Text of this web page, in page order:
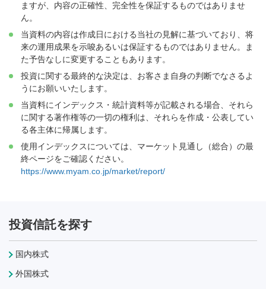
ますが、内容の正確性、完全性を保証するものではありませ
ん。
当資料の内容は作成日における当社の見解に基づいており、将
来の運用成果を示唆あるいは保証するものではありません。ま
た予告なしに変更することもあります。
投資に関する最終的な決定は、お客さま自身の判断でなさるよ
うにお願いいたします。
当資料にインデックス・統計資料等が記載される場合、それら
に関する著作権等の一切の権利は、それらを作成・公表してい
る各主体に帰属します。
使用インデックスについては、マーケット見通し（総合）の最
終ページをご確認ください。
https://www.myam.co.jp/market/report/
投資信託を探す
国内株式
外国株式